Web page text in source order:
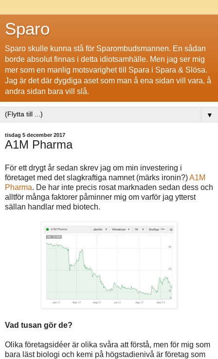
Sparo
Sparo skulle kunna stå för Sparombudsmannen. En sådan
borde absolut finnas i detta idiotsamhälle. Men jag ser mig
mer som en manlig motsvarighet till Spara i Spara & Slösa.
Jag är det där dygdiga aset som man å ena sidan vill vara, å
andra sidan bara vill slå.
▼
tisdag 5 december 2017
A1M Pharma
För ett drygt år sedan skrev jag om min investering i
företaget med det slagkraftiga namnet (märks ironin?)A1M
Pharma. De har inte precis rosat marknaden sedan dess och
alltför många faktorer påminner mig om varför jag ytterst
sällan handlar med biotech.
Vad tusan gör de?
Olika företagsidéer är olika svåra att förstå, men för mig som
bara läst biologi och kemi på högstadienivå är företag som